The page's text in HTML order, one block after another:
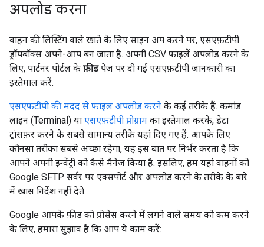
अपलोड करना
वाहन की लिस्टिंग वाले खाते के लिए साइन अप करने पर, एसएफ़टीपी
ड्रॉपबॉक्स अपने-आप बन जाता है. अपनी CSV फ़ाइलें अपलोड करने के
लिए, पार्टनर पोर्टल के फ़ीडपेज पर दी गई एसएफ़टीपी जानकारी का
इस्तेमाल करें.
एसएफ़टीपी की मदद से फ़ाइल अपलोड करने के कई तरीके हैं. कमांड
लाइन (Terminal) या एसएफ़टीपी प्रोग्राम का इस्तेमाल करके, डेटा
ट्रांसफ़र करने के सबसे सामान्य तरीके यहां दिए गए हैं. आपके लिए
कौनसा तरीका सबसे अच्छा रहेगा, यह इस बात पर निर्भर करता है कि
आपने अपनी इन्वेंट्री को कैसे मैनेज किया है. इसलिए, हम यहां वाहनों को
Google SFTP सर्वर पर एक्सपोर्ट और अपलोड करने के तरीके के बारे
में खास निर्देश नहीं देते.
Google आपके फ़ीड को प्रोसेस करने में लगने वाले समय को कम करने
के लिए, हमारा सुझाव है कि आप ये काम करें: